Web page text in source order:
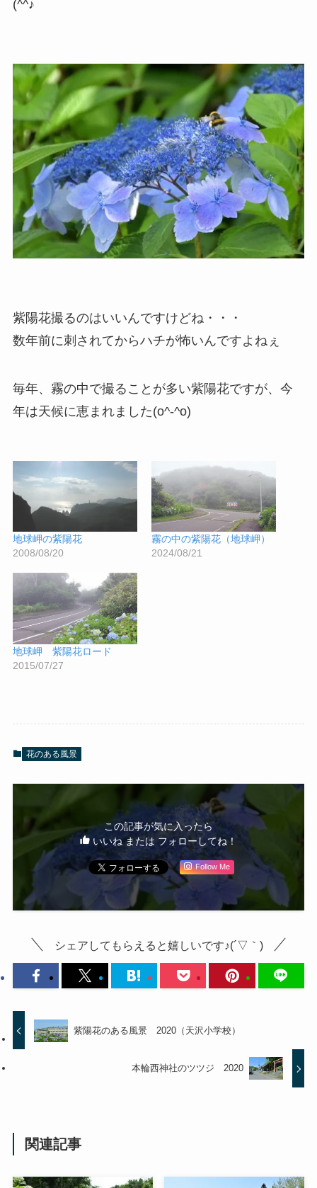
(^^♪
紫陽花撮るのはいいんですけどね・・・
数年前に刺されてからハチが怖いんですよねぇ
毎年、霧の中で撮ることが多い紫陽花ですが、今
年は天候に恵まれました(o^-^o)
地球岬の紫陽花
2008/08/20
霧の中の紫陽花（地球岬）
2024/08/21
地球岬 紫陽花ロード
2015/07/27
花のある風景
この記事が気に入ったら
いいね または フォローしてね！
Follow Me
シェアしてもらえると嬉しいです♪(´▽｀)
紫陽花のある風景 2020（天沢小学校）
本輪西神社のツツジ 2020
関連記事